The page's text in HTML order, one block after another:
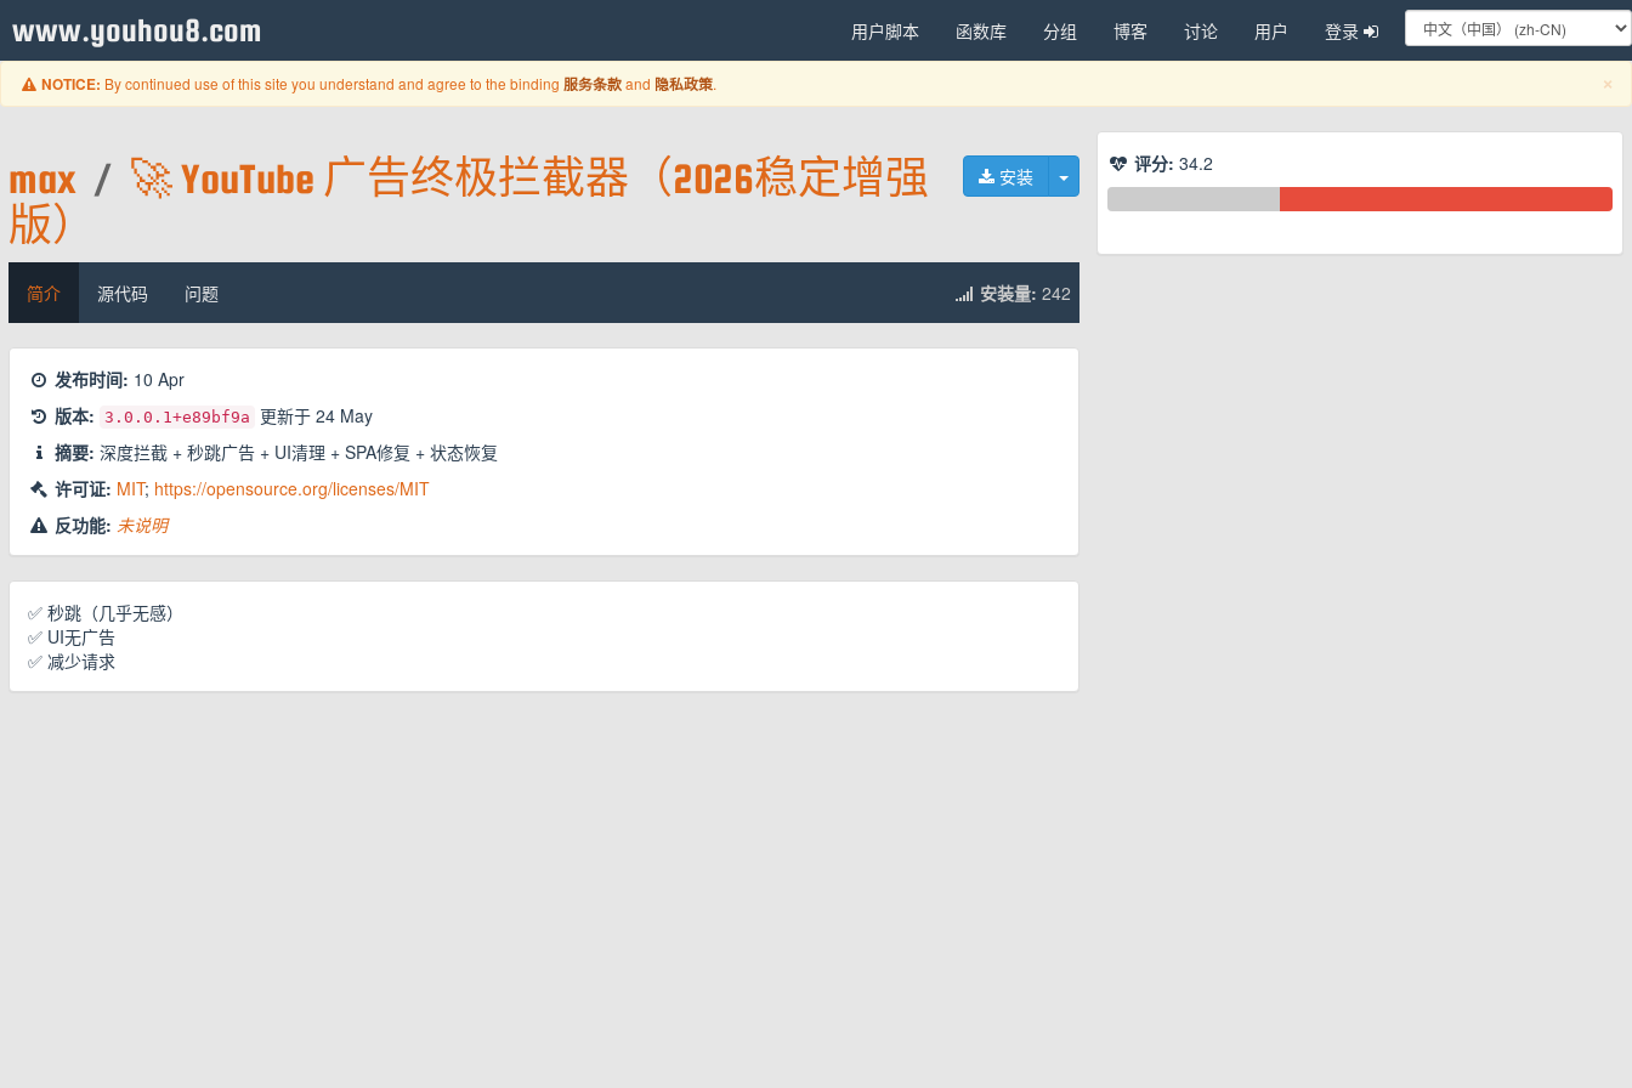
www.youhou8.com 用户脚本 函数库 分组 博客 讨论 用户 登录
×
NOTICE: By continued use of this site you understand and agree to the binding 服务条款and 隐私政策.
安装 切换下拉菜单
max / 🚀 YouTube 广告终极拦截器（2026稳定增强
版）
简介 源代码 问题 安装量: 242
发布时间: 10 Apr
版本: 3.0.0.1+e89bf9a 更新于 24 May
摘要: 深度拦截 + 秒跳广告 + UI清理 + SPA修复 + 状态恢复
许可证: MIT; https://opensource.org/licenses/MIT
反功能: 未说明
✅ 秒跳（几乎无感）
✅ UI无广告
✅ 减少请求
评分: 34.2